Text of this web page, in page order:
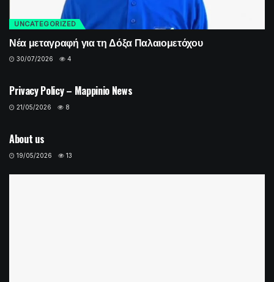
UNCATEGORIZED
Νέα μεταγραφή για τη Δόξα Παλαιομετόχου
30/07/2026 4
Privacy Policy – Mappinio News
21/05/2026 8
About us
19/05/2026 13